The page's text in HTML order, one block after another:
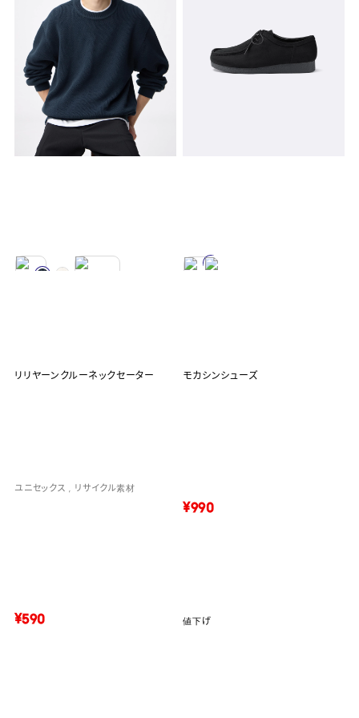
リリヤーンクルーネックセーター
ユニセックス リサイクル素材
¥590
モカシンシューズ
¥990
値下げ